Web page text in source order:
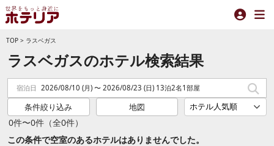
TOP > ラスベガス
ラスベガスのホテル検索結果
0件〜0件（全0件）
宿泊日 2026/08/10 (月) 〜 2026/08/23 (日) 13泊2名1部屋
条件絞り込み 地図
この条件で空室のあるホテルはありませんでした。